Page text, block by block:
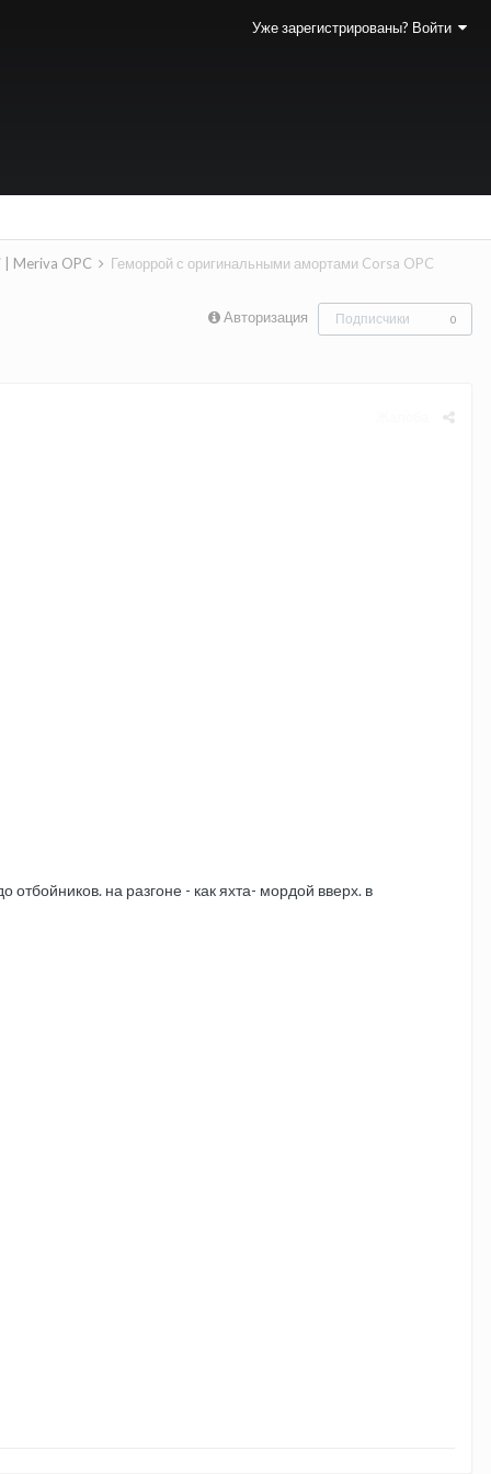
Уже зарегистрированы? Войти
| Meriva OPC Геморрой с оригинальными амортами Corsa OPC
Авторизация Подписчики 0
на разгоне - как яхта- мордой вверх. в